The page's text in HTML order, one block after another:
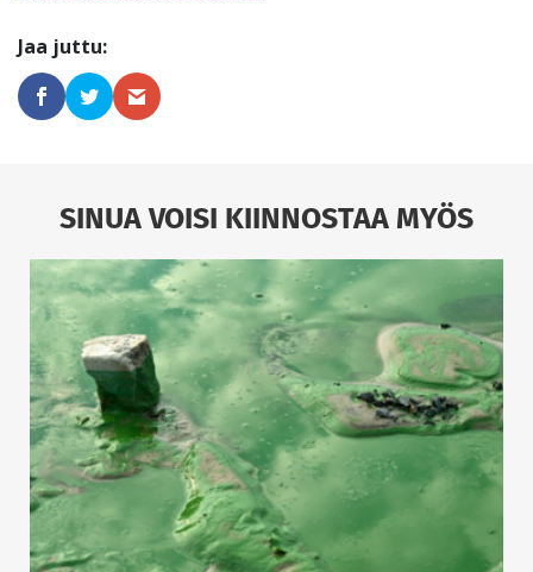
SINUA VOISI KIINNOSTAA MYÖS